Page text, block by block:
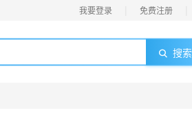
我要登录 免费注册
搜索